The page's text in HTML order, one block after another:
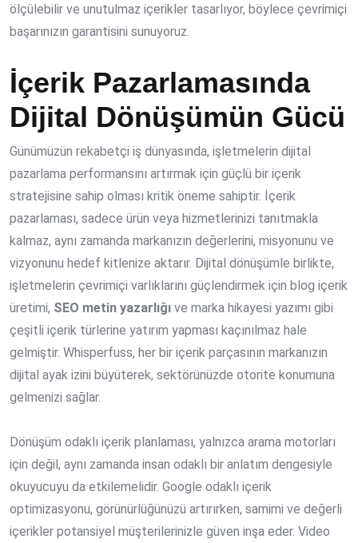
ölçülebilir ve unutulmaz içerikler tasarlıyor, böylece çevrimiçi
başarınızın garantisini sunuyoruz.
İçerik Pazarlamasında
Dijital Dönüşümün Gücü
Günümüzün rekabetçi iş dünyasında, işletmelerin dijital
pazarlama performansını artırmak için güçlü bir içerik
stratejisine sahip olması kritik öneme sahiptir. İçerik
pazarlaması, sadece ürün veya hizmetlerinizi tanıtmakla
kalmaz, aynı zamanda markanızın değerlerini, misyonunu ve
vizyonunu hedef kitlenize aktarır. Dijital dönüşümle birlikte,
işletmelerin çevrimiçi varlıklarını güçlendirmek için blog içerik
üretimi, SEO metin yazarlığı ve marka hikayesi yazımı gibi
çeşitli içerik türlerine yatırım yapması kaçınılmaz hale
gelmiştir. Whisperfuss, her bir içerik parçasının markanızın
dijital ayak izini büyüterek, sektörünüzde otorite konumuna
gelmenizi sağlar.
Dönüşüm odaklı içerik planlaması, yalnızca arama motorları
için değil, aynı zamanda insan odaklı bir anlatım dengesiyle
okuyucuyu da etkilemelidir. Google odaklı içerik
optimizasyonu, görünürlüğünüzü artırırken, samimi ve değerli
içerikler potansiyel müşterilerinizle güven inşa eder. Video